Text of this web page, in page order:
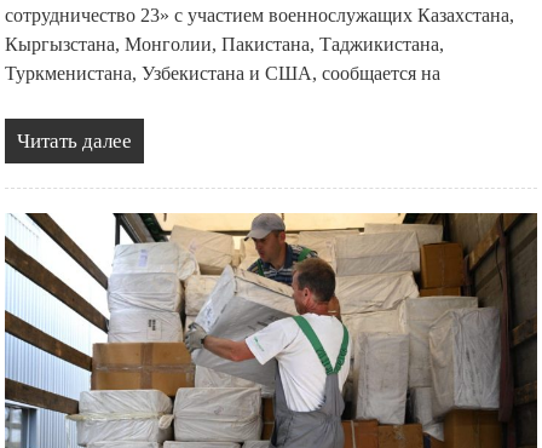
сотрудничество 23» с участием военнослужащих Казахстана,
Кыргызстана, Монголии, Пакистана, Таджикистана,
Туркменистана, Узбекистана и США, сообщается на
Читать далее